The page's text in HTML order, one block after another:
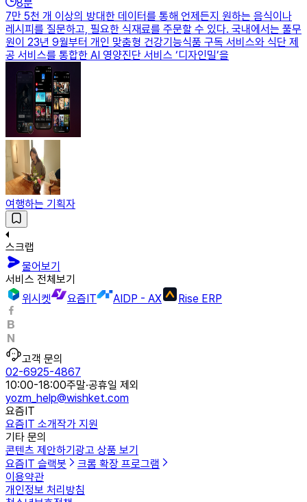
8분
7만 5천 개 이상의 방대한 데이터를 통해 언제든지 원하는 음식이나
레시피를 질문하고, 필요한 식재료를 주문할 수 있다. 국내에서는 풀무
원이 23년 9월부터 개인 맞춤형 건강기능식품 구독 서비스와 식단 제
공 서비스를 통합한 AI 영양진단 서비스 ‘디자인밀’을
여행하는 기획자
스크랩
물어보기
서비스 전체보기
위시켓
요즘IT AIDP - AX Rise ERP
고객 문의
02-6925-4867
10:00-18:00주말·공휴일 제외
yozm_help@wishket.com
요즘IT
요즘IT 소개작가 지원
기타 문의
콘텐츠 제안하기 광고 상품 보기
요즘IT 슬랙봇
크롬 확장 프로그램
이용약관
개인정보 처리방침